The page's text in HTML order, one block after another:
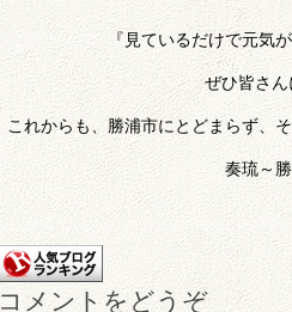
『見ているだけで元気
ぜひ皆さ
これからも、勝浦市にとどまらず、
奏琉～
コメントをどうぞ